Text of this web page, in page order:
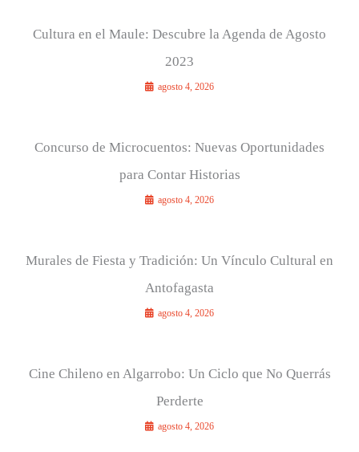
Cultura en el Maule: Descubre la Agenda de Agosto
2023
agosto 4, 2026
Concurso de Microcuentos: Nuevas Oportunidades
para Contar Historias
agosto 4, 2026
Murales de Fiesta y Tradición: Un Vínculo Cultural en
Antofagasta
agosto 4, 2026
Cine Chileno en Algarrobo: Un Ciclo que No Querrás
Perderte
agosto 4, 2026